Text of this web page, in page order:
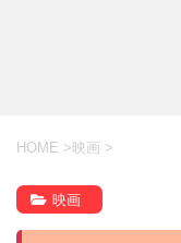
HOME > 映画 >
映画